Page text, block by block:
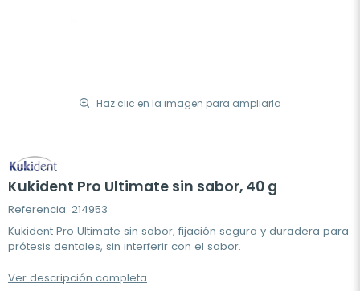
Haz clic en la imagen para ampliarla
Kukident Pro Ultimate sin sabor, 40 g
Referencia: 214953
Kukident Pro Ultimate sin sabor, fijación segura y duradera para
prótesis dentales, sin interferir con el sabor.
Ver descripción completa